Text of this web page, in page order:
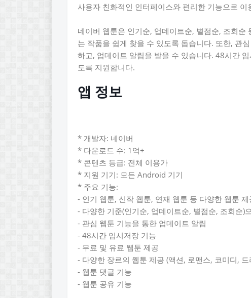
사용자 친화적인 인터페이스와 편리한 기능으로
네이버 웹툰은 인기순, 업데이트순, 별점순, 조회
는 작품을 쉽게 찾을 수 있도록 돕습니다. 또한, 관
하고, 업데이트 알림을 받을 수 있습니다. 48시간
도록 지원합니다.
앱 정보
* 개발자: 네이버
* 다운로드 수: 1억+
* 콘텐츠 등급: 전체 이용가
* 지원 기기: 모든 Android 기기
* 주요 기능:
- 인기 웹툰, 신작 웹툰, 연재 웹툰 등 다양한 웹툰 제
- 다양한 기준(인기순, 업데이트순, 별점순, 조회순)
- 관심 웹툰 기능을 통한 업데이트 알림
- 48시간 임시저장 기능
- 무료 및 유료 웹툰 제공
- 다양한 장르의 웹툰 제공 (액션, 로맨스, 코미디,
- 웹툰 댓글 기능
- 웹툰 공유 기능